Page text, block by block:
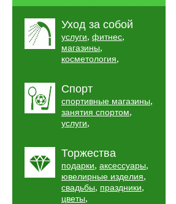
Уход за собой
услуги, фитнес,
магазины,
косметология,
Спорт
спортивные магазины,
занятия спортом,
услуги,
Торжества
подарки, аксессуары,
ювелирные изделия,
свадьбы, праздники,
цветы,